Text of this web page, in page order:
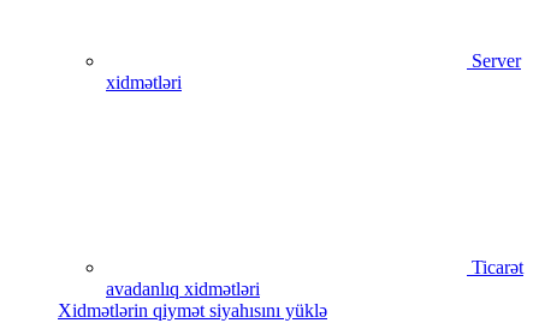
Server
xidmətləri
Ticarət
avadanlıq xidmətləri
Xidmətlərin qiymət siyahısını yüklə